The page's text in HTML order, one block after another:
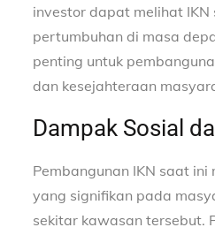
investor dapat melihat
pertumbuhan di masa
penting untuk
dan kesejahteraan
Dampak Sosial
Pembangunan IKN saat
yang signifikan pada
sekitar kawasan tersebut.